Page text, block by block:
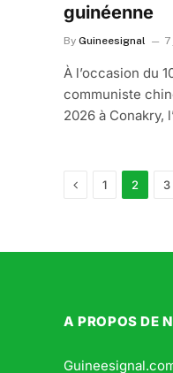
guinéenne
By Guineesignal
À l’occasion du
communiste
2026 à Conakry,
Previous
1 2 3
A PROPOS DE